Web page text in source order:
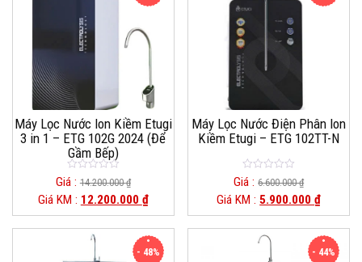
Máy Lọc Nước Ion Kiềm Etugi
3 in 1 – ETG 102G 2024 (Để
Gầm Bếp)
0
out
of
5
Giá : 14.200.000₫
Giá KM : 12.200.000 ₫
Máy Lọc Nước Điện Phân Ion
Kiềm Etugi – ETG 102TT-N
0
out
of
5
Giá :6.600.000₫
Giá KM :5.900.000₫
- 48% - 44%